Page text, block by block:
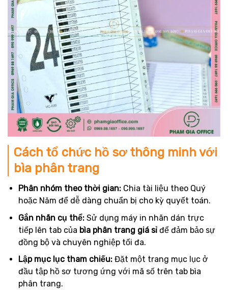
Cách tổ chức hồ sơ thông minh với
bìa phân trang
Phân nhóm theo thời gian:Chia tài liệu theo Quý
hoặc Năm để dễ dàng chuẩn bị cho kỳ quyết toán.
Gắn nhãn cụ thể:Sử dụng máy in nhãn dán trực
tiếp lên tab của bìa phân trang giá sỉđể đảm bảo sự
đồng bộ và chuyên nghiệp tối đa.
Lập mục lục tham chiếu:Đặt một trang mục lục ở
đầu tập hồ sơ tương ứng với mã số trên tab bìa
phân trang.